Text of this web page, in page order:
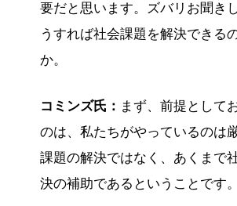
要だと思います。ズバリお聞き
うすれば社会課題を解決できる
か。
コミンズ氏： まず、前提として
のは、私たちがやっているのは
課題の解決ではなく、あくまで
決の補助であるということです。